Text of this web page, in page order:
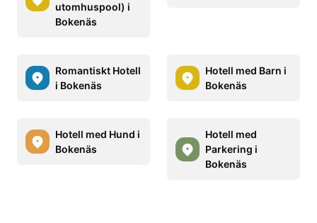
utomhuspool) i
Bokenäs
Romantiskt Hotell
i Bokenäs
Hotell med Barn i
Bokenäs
Hotell med Hund i
Bokenäs
Hotell med
Parkering i
Bokenäs